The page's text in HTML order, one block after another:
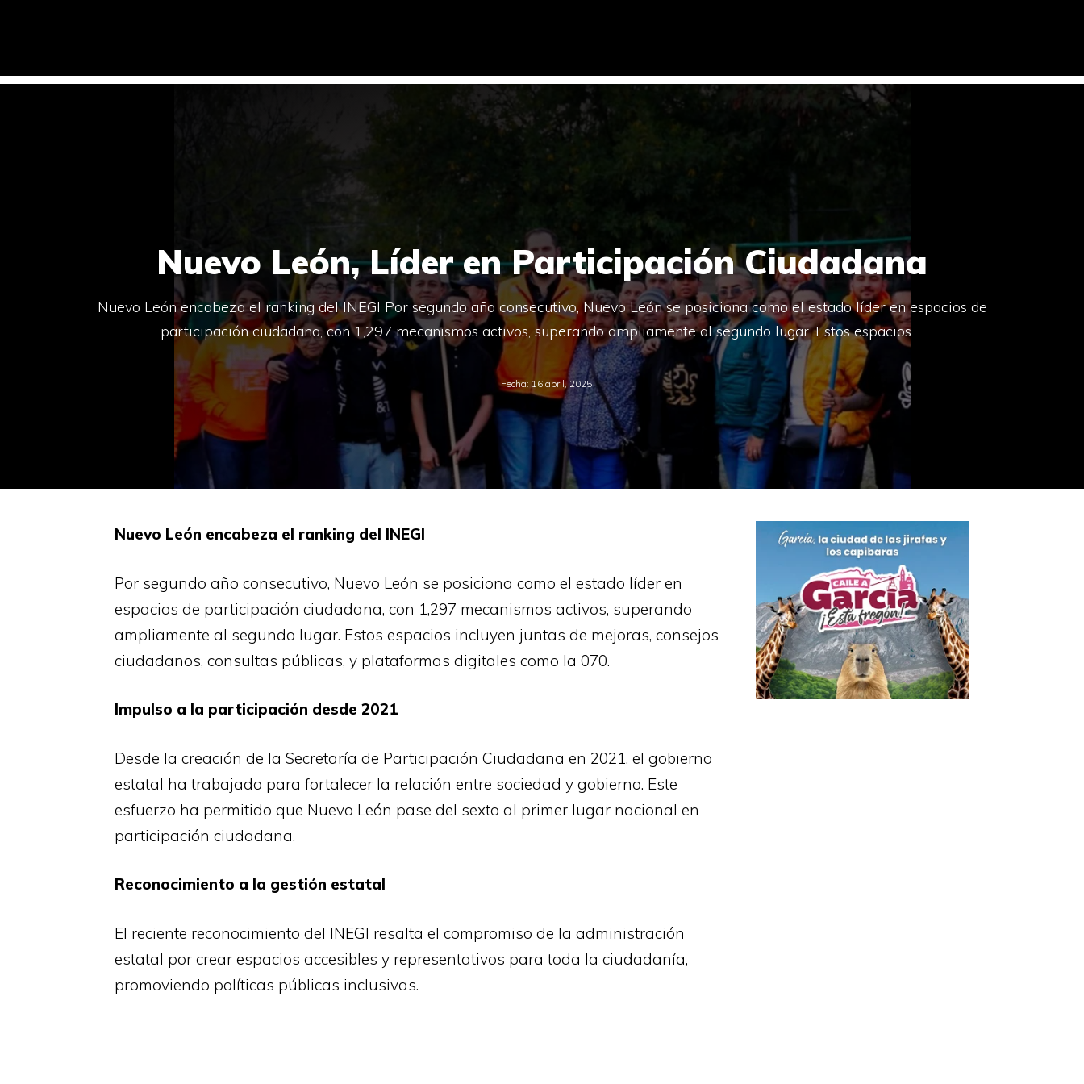
Nuevo León, Líder en Participación Ciudadana
Nuevo León encabeza el ranking del INEGI Por segundo año consecutivo, Nuevo León se posiciona como el estado líder en espacios de
participación ciudadana, con 1,297 mecanismos activos, superando ampliamente al segundo lugar. Estos espacios …
Fecha:16 abril, 2025
Nuevo León encabeza el ranking del INEGI
Por segundo año consecutivo, Nuevo León se posiciona como el estado líder en
espacios de participación ciudadana, con 1,297 mecanismos activos, superando
ampliamente al segundo lugar. Estos espacios incluyen juntas de mejoras, consejos
ciudadanos, consultas públicas, y plataformas digitales como la 070.
Impulso a la participación desde 2021
Desde la creación de la Secretaría de Participación Ciudadana en 2021, el gobierno
estatal ha trabajado para fortalecer la relación entre sociedad y gobierno. Este
esfuerzo ha permitido que Nuevo León pase del sexto al primer lugar nacional en
participación ciudadana.
Reconocimiento a la gestión estatal
El reciente reconocimiento del INEGI resalta el compromiso de la administración
estatal por crear espacios accesibles y representativos para toda la ciudadanía,
promoviendo políticas públicas inclusivas.